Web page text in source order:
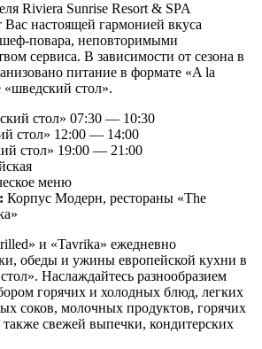
Riviera Sunrise Resort & SPA
настоящей гармонией вкуса
повара, неповторимыми
сервиса. В зависимости от сезона в
питание в формате «A la
стол».
стол» 07:30 — 10:30
стол» 12:00 — 14:00
стол» 19:00 — 21:00
меню
Корпус Модерн, рестораны «The
и «Tavrika» ежедневно
обеды и ужины европейской кухни в
Наслаждайтесь разнообразием
горячих и холодных блюд, легких
соков, молочных продуктов, горячих
свежей выпечки, кондитерских